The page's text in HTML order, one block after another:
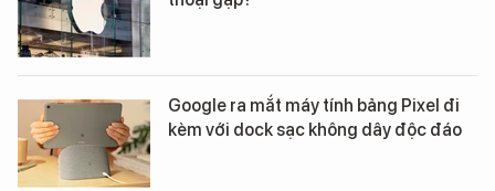
Google ra mắt máy tính bảng Pixel đi
kèm với dock sạc không dây độc đáo